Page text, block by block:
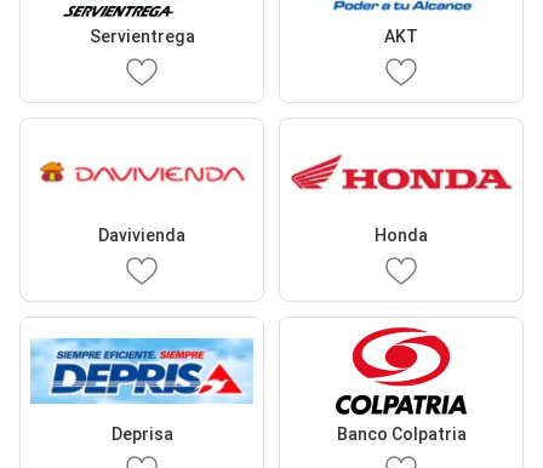
Servientrega AKT
Davivienda Honda
Deprisa Banco Colpatria